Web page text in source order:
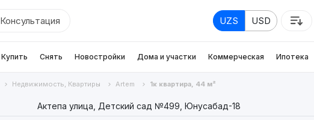
Консультация UZS USD
Купить Снять Новостройки Дома и участки Коммерческая Ипотека
Недвижимость, Квартиры Artem 1к квартира, 44 м²
Актепа улица, Детский сад №499, Юнусабад-18